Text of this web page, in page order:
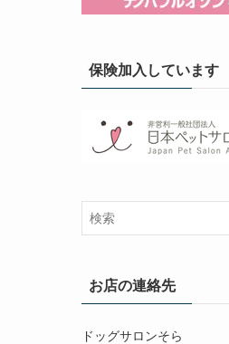
保険加入しています
お店の連絡先
ドッグサロンそら